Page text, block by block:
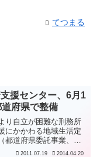
てつまる
援センター、6月1
道府県で整備
り自立が困難な刑務所
にかかわる地域生活定
都道府県委託事業、国
、平成23年6月1日現在
2011.07.19 2014.04.20